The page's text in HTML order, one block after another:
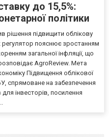
до 15,5%:
політики
рішення підвищити облікову
регулятор пояснює зростанням
загальної інфляції, що
AgroReview. Мета
Підвищення облікової
спрямоване на забезпечення
інвесторів, посилення